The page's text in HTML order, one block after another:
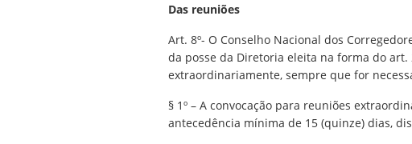
Das reuniões
Art. 8º- O Conselho Nacional dos
da posse da Diretoria eleita na forma do
extraordinariamente, sempre que for
§ 1º – A convocação para reuniões
antecedência mínima de 15 (quinze) dias,